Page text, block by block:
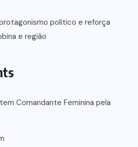
político e reforça
e região
Comandante Feminina pela